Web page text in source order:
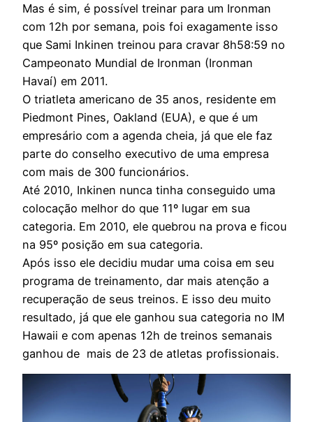
Mas é sim, é possível treinar para um Ironman
com 12h por semana, pois foi exagamente isso
que Sami Inkinen treinou para cravar 8h58:59 no
Campeonato Mundial de Ironman (Ironman
Havaí) em 2011.
O triatleta americano de 35 anos, residente em
Piedmont Pines, Oakland (EUA), e que é um
empresário com a agenda cheia, já que ele faz
parte do conselho executivo de uma empresa
com mais de 300 funcionários.
Até 2010, Inkinen nunca tinha conseguido uma
colocação melhor do que 11º lugar em sua
categoria. Em 2010, ele quebrou na prova e ficou
na 95º posição em sua categoria.
Após isso ele decidiu mudar uma coisa em seu
programa de treinamento, dar mais atenção a
recuperação de seus treinos. E isso deu muito
resultado, já que ele ganhou sua categoria no IM
Hawaii e com apenas 12h de treinos semanais
ganhou de mais de 23 de atletas profissionais.